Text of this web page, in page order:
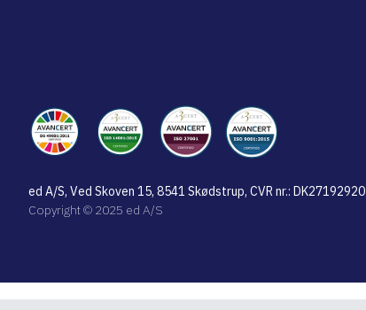
ed A/S, Ved Skoven 15, 8541 Skødstrup, CVR nr.: DK27192920
Copyright © 2025 ed A/S